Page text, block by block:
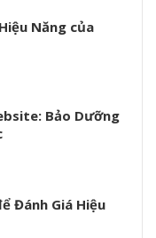
Năng của
Bảo Dưỡng
Đánh Giá Hiệu